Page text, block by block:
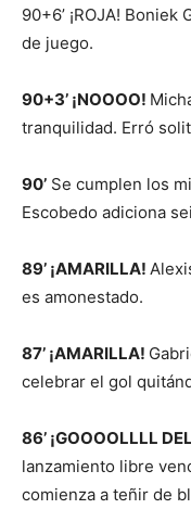
90+6’ ¡ROJA!
de juego.
90+3’ ¡NOOOO!
tranquilidad. Erró
90’ Se cumplen los
Escobedo adiciona
89’ ¡AMARILLA!
es amonestado.
87’ ¡AMARILLA!
celebrar el gol
86’ ¡GOOOOLLLL
lanzamiento libre
comienza a teñir de